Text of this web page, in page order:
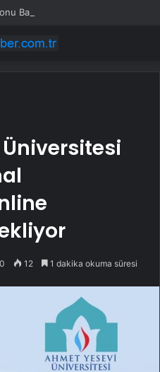
Bahçeli’den
0 12 1 dakika okuma süresi